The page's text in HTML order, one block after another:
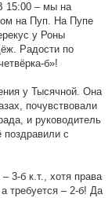
15:00 – мы на
на Пуп. На Пупе
у Роны
Радости по
б»!
у Тысячной. Она
почувствовали
и руководитель
с
3-б к.т., хотя права
требуется – 2-б! Да